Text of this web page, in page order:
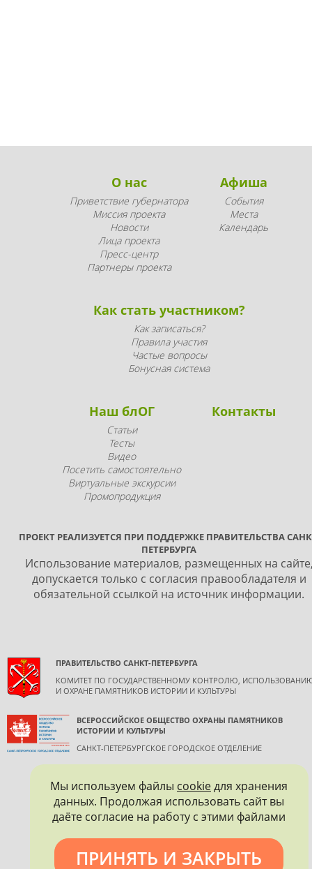
О нас
Приветствие губернатора
Миссия проекта
Новости
Лица проекта
Пресс-центр
Партнеры проекта
Афиша
События
Места
Календарь
Как стать участником?
Как записаться?
Правила участия
Частые вопросы
Бонусная система
Наш блОГ
Статьи
Тесты
Видео
Посетить самостоятельно
Виртуальные экскурсии
Промопродукция
Контакты
ПРОЕКТ РЕАЛИЗУЕТСЯ ПРИ ПОДДЕРЖКЕ ПРАВИТЕЛЬСТВА
ПЕТЕРБУРГА
Использование материалов, размещенных на
допускается только с согласия правообладателя и
обязательной ссылкой на источник информации.
ПРАВИТЕЛЬСТВО САНКТ-ПЕТЕРБУРГА
КОМИТЕТ ПО ГОСУДАРСТВЕННОМУ КОНТРОЛЮ,
И ОХРАНЕ ПАМЯТНИКОВ ИСТОРИИ И КУЛЬТУРЫ
ВСЕРОССИЙСКОЕ ОБЩЕСТВО ОХРАНЫ ПАМЯТНИКОВ
ИСТОРИИ И КУЛЬТУРЫ
САНКТ-ПЕТЕРБУРГСКОЕ ГОРОДСКОЕ ОТДЕЛЕНИЕ
Политика конфиденциальности
Мы используем файлы cookieдля хранения
данных. Продолжая использовать сайт вы
даёте согласие на работу с этими файлами
ПРИНЯТЬ И ЗАКРЫТЬ